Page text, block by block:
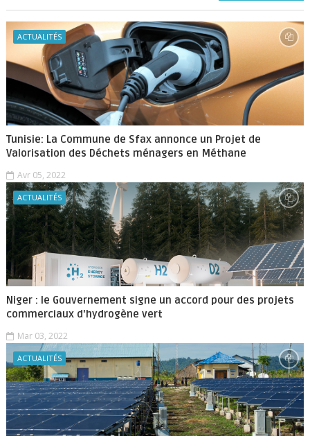
ACTUALITÉS
Tunisie: La Commune de Sfax annonce un Projet de
Valorisation des Déchets ménagers en Méthane
Avr 05, 2022
ACTUALITÉS
Niger : le Gouvernement signe un accord pour des projets
commerciaux d'hydrogène vert
Mar 03, 2022
ACTUALITÉS